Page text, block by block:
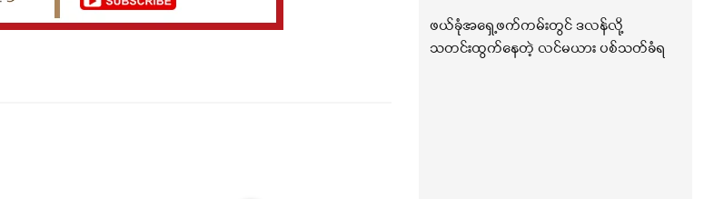
ဖယ်ခုံအရှေ့ဖက်ကမ်းတွင် ဒလန်လို့
သတင်းထွက်နေတဲ့ လင်မယား ပစ်သတ်ခံရ